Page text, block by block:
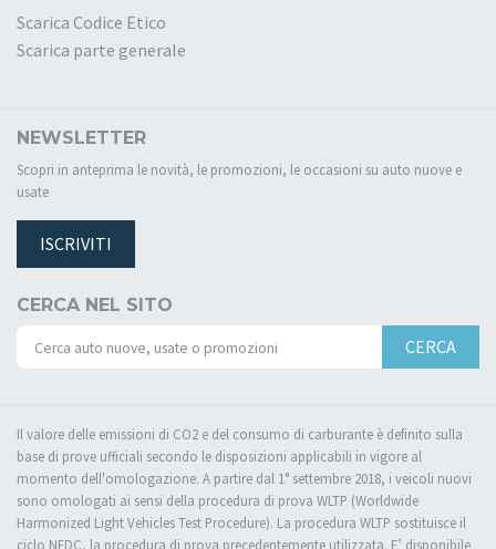
Scarica Codice Etico
Scarica parte generale
NEWSLETTER
Scopri in anteprima le novità, le promozioni, le occasioni su auto nuove e
usate
ISCRIVITI
CERCA NEL SITO
CERCA
Il valore delle emissioni di CO2 e del consumo di carburante è definito sulla
base di prove ufficiali secondo le disposizioni applicabili in vigore al
momento dell'omologazione. A partire dal 1° settembre 2018, i veicoli nuovi
sono omologati ai sensi della procedura di prova WLTP (Worldwide
Harmonized Light Vehicles Test Procedure). La procedura WLTP sostituisce il
ciclo NEDC, la procedura di prova precedentemente utilizzata. E’ disponibile